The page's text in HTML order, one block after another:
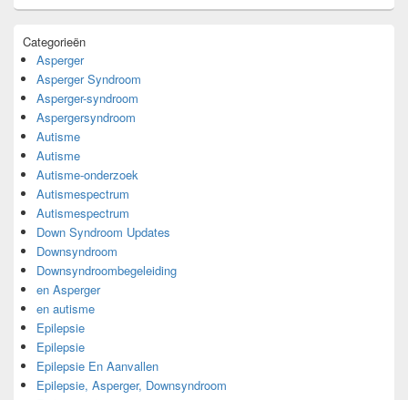
Categorieën
Asperger
Asperger Syndroom
Asperger-syndroom
Aspergersyndroom
Autisme
Autisme
Autisme-onderzoek
Autismespectrum
Autismespectrum
Down Syndroom Updates
Downsyndroom
Downsyndroombegeleiding
en Asperger
en autisme
Epilepsie
Epilepsie
Epilepsie En Aanvallen
Epilepsie, Asperger, Downsyndroom